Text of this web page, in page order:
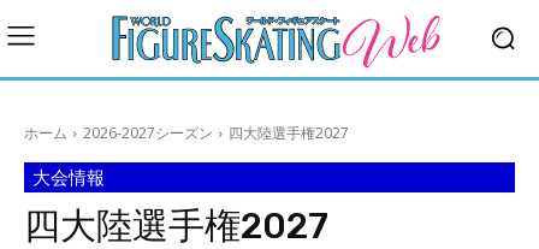
ホーム 2026-2027シーズン 四大陸選手権2027
大会情報
四大陸選手権2027